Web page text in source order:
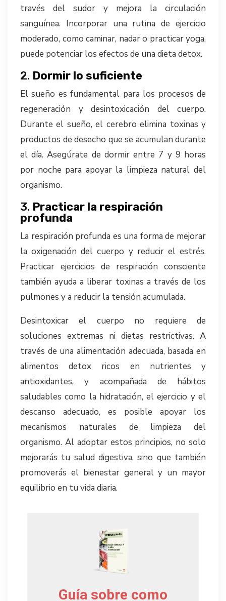
través del sudor y mejora la circulación
sanguínea. Incorporar una rutina de ejercicio
moderado, como caminar, nadar o practicar yoga,
puede potenciar los efectos de una dieta detox.
2. Dormir lo suficiente
El sueño es fundamental para los procesos de
regeneración y desintoxicación del cuerpo.
Durante el sueño, el cerebro elimina toxinas y
productos de desecho que se acumulan durante
el día. Asegúrate de dormir entre 7 y 9 horas
por noche para apoyar la limpieza natural del
organismo.
3. Practicar la respiración
profunda
La respiración profunda es una forma de mejorar
la oxigenación del cuerpo y reducir el estrés.
Practicar ejercicios de respiración consciente
también ayuda a liberar toxinas a través de los
pulmones y a reducir la tensión acumulada.
Desintoxicar el cuerpo no requiere de
soluciones extremas ni dietas restrictivas. A
través de una alimentación adecuada, basada en
alimentos detox ricos en nutrientes y
antioxidantes, y acompañada de hábitos
saludables como la hidratación, el ejercicio y el
descanso adecuado, es posible apoyar los
mecanismos naturales de limpieza del
organismo. Al adoptar estos principios, no solo
mejorarás tu salud digestiva, sino que también
promoverás el bienestar general y un mayor
equilibrio en tu vida diaria.
Guía sobre como